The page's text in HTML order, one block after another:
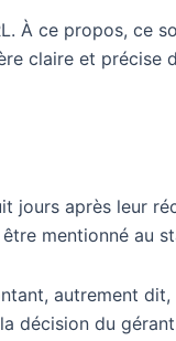
. À ce propos, ce
claire et précise
jours après leur
mentionné au
autrement
décision du